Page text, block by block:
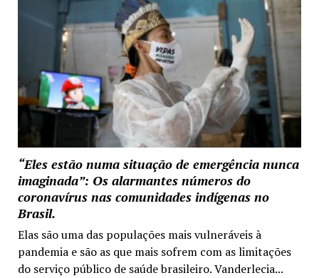
“Eles estão numa situação de emergência nunca
imaginada”: Os alarmantes números do
coronavírus nas comunidades indígenas no
Brasil.
Elas são uma das populações mais vulneráveis à
pandemia e são as que mais sofrem com as limitações
do serviço público de saúde brasileiro. Vanderlecia...